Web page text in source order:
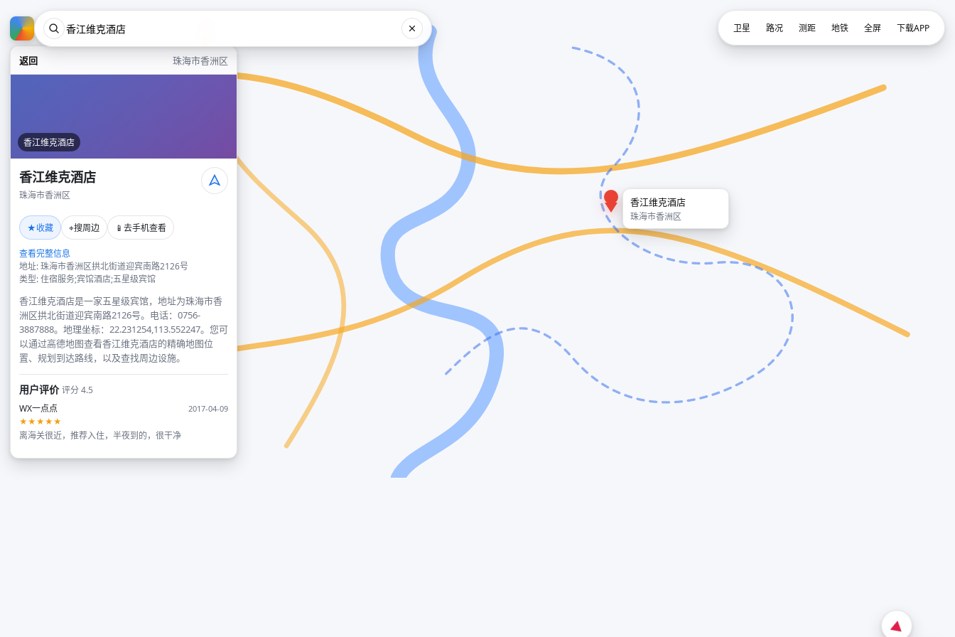
返回 珠海市香洲区
香江维克酒店
香江维克酒店
珠海市香洲区
★收藏 ⌖搜周边 📱 去手机查看
查看完整信息
地址: 珠海市香洲区拱北街道迎宾南路2126号
类型: 住宿服务;宾馆酒店;五星级宾馆
香江维克酒店是一家五星级宾馆，地址为珠海市香
洲区拱北街道迎宾南路2126号。电话：0756-
3887888。地理坐标：22.231254,113.552247。您可
以通过高德地图查看香江维克酒店的精确地图位
置、规划到达路线，以及查找周边设施。
用户评价评分 4.5
WX一点点
2017-04-09
★★★★★
离海关很近，推荐入住，半夜到的，很干净
香江维克酒店
珠海市香洲区
卫星 路况 测距 地铁 全屏 下载APP